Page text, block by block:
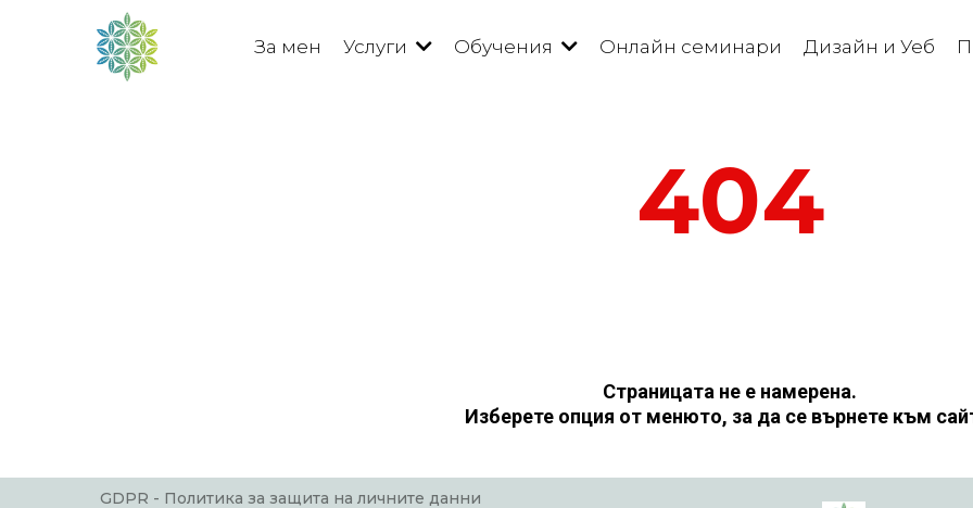
За мен Услуги Обучения Онлайн семинари Дизайн и Уеб
404
Страницата не е намерена.
Изберете опция от менюто, за да се върнете към
GDPR - Политика за защита на личните данни